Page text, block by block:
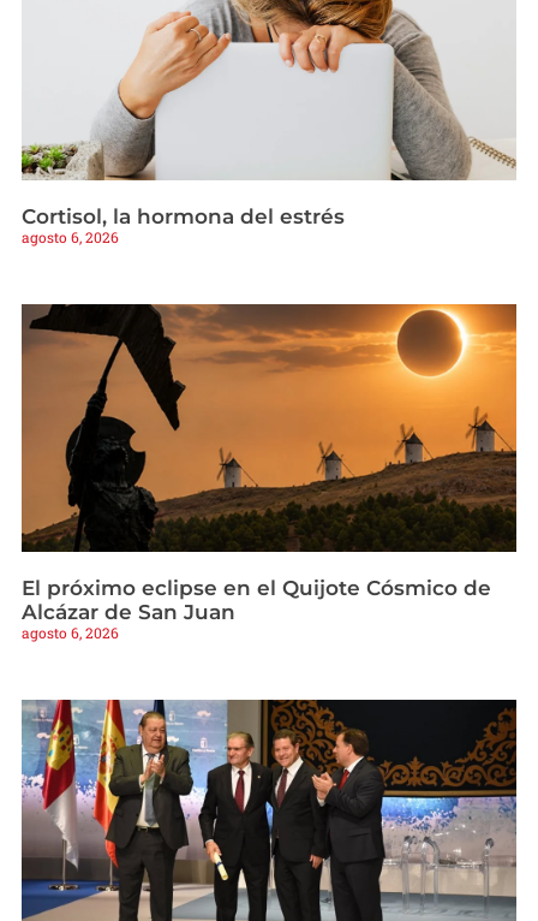
Cortisol, la hormona del estrés
agosto 6, 2026
El próximo eclipse en el Quijote Cósmico de
Alcázar de San Juan
agosto 6, 2026